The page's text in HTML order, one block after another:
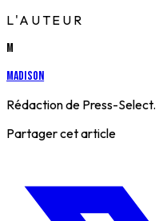
L'AUTEUR
M
Madison
Rédaction de Press-Select.
Partager cet article